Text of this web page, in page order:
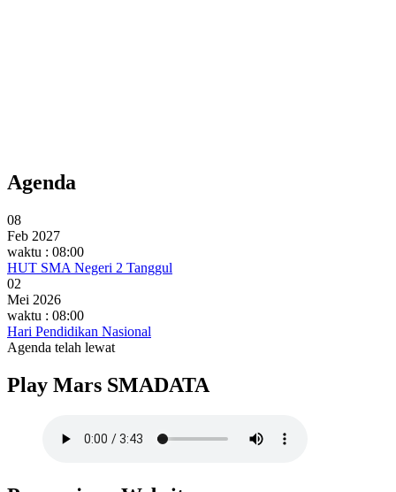
Agenda
08
Feb 2027
waktu : 08:00
HUT SMA Negeri 2 Tanggul
02
Mei 2026
waktu : 08:00
Hari Pendidikan Nasional
Agenda telah lewat
Play Mars SMADATA